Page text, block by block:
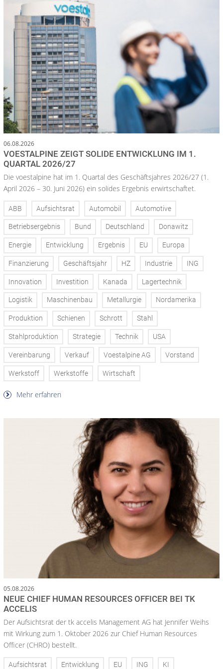
06.08.2026
VOESTALPINE ZEIGT SOLIDE ENTWICKLUNG IM 1.
QUARTAL 2026/27
Die voestalpine hat im 1. Quartal des Geschäftsjahres 2026/27 (1.
April 2026 – 30. Juni 2026) ein solides Ergebnis erwirtschaftet.
ABB Aufsichtsrat Automobil Automotive
Betriebsergebnis Bund Deutschland Donawitz
Energie Entwicklung Ergebnis EU Europa
Finanzierung Geschäftsjahr HZ Industrie ING
Innovation Investition Kanada Lagertechnik
Logistik Maschinenbau Metallurgie Nordamerika
Produktion Schienen Schrott Stahl
Stahlproduktion Strategie Technik USA
Vereinbarung Verkauf Voestalpine AG Vorstand
Werkstoff Werkstoffe Wirtschaft
Mehr erfahren
05.08.2026
NEUE CHIEF HUMAN RESOURCES OFFICER BEI TK
ACCELIS
Der Aufsichtsrat der tk accelis Management AG hat Jennifer Weihs
mit Wirkung zum 1. Oktober 2026 zur Chief Human Resources
Officer (CHRO) bestellt.
Aufsichtsrat Entwicklung EU ING KI